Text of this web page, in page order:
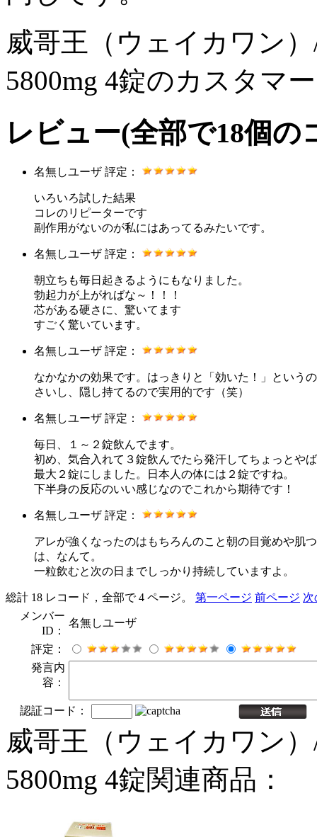
威哥王（ウェイカワン
5800mg 4錠のカスタマ
レビュー(全部で18個の
名無しユーザ 評定：
いろいろ試した結果
コレのリピーターです
副作用がないのが私にはあってるみたいです。
名無しユーザ 評定：
朝立ちも毎日起きるようにもなりました。
勃起力が上がればな～！！！
芯がある硬さに、驚いてます
すごく驚いています。
名無しユーザ 評定：
なかなかの効果です。はっきりと「効いた！」という
さいし、隠し持てるので実用的です（笑）
名無しユーザ 評定：
毎日、１～２錠飲んでます。
初め、気合入れて３錠飲んでたら発汗してちょっとや
最大２錠にしました。日本人の体には２錠ですね。
下半身の反応のいい感じなのでこれから期待です！
名無しユーザ 評定：
アレが強くなったのはもちろんのこと朝の目覚めや肌
は、なんて。
一粒飲むと次の日までしっかり持続していますよ。
総計 18 レコード，全部で 4 ページ。 第一ページ 前ページ 次
メンバー
ID：
名無しユーザ
評定：
発言内
容：
認証コード：
威哥王（ウェイカワン
5800mg 4錠関連商品：